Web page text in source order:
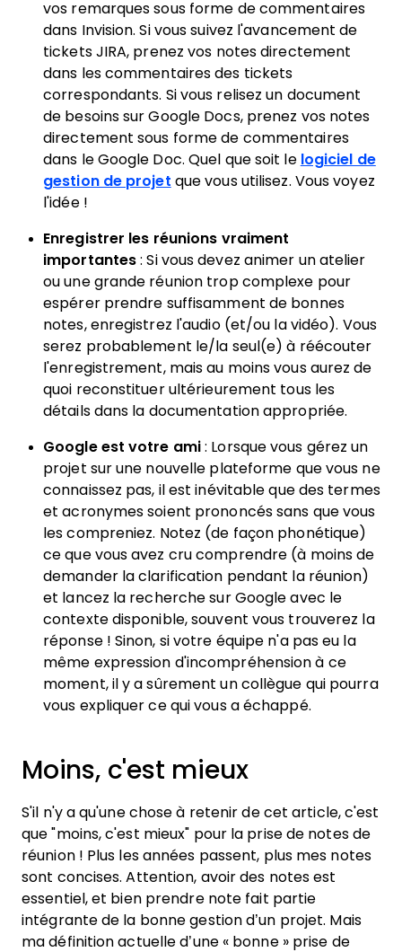
vos remarques sous forme de commentaires
dans Invision. Si vous suivez l'avancement de
tickets JIRA, prenez vos notes directement
dans les commentaires des tickets
correspondants. Si vous relisez un document
de besoins sur Google Docs, prenez vos notes
directement sous forme de commentaires
dans le Google Doc. Quel que soit le logiciel de
gestion de projet que vous utilisez. Vous voyez
l'idée !
Enregistrer les réunions vraiment
importantes : Si vous devez animer un atelier
ou une grande réunion trop complexe pour
espérer prendre suffisamment de bonnes
notes, enregistrez l'audio (et/ou la vidéo). Vous
serez probablement le/la seul(e) à réécouter
l'enregistrement, mais au moins vous aurez de
quoi reconstituer ultérieurement tous les
détails dans la documentation appropriée.
Google est votre ami : Lorsque vous gérez un
projet sur une nouvelle plateforme que vous ne
connaissez pas, il est inévitable que des termes
et acronymes soient prononcés sans que vous
les compreniez. Notez (de façon phonétique)
ce que vous avez cru comprendre (à moins de
demander la clarification pendant la réunion)
et lancez la recherche sur Google avec le
contexte disponible, souvent vous trouverez la
réponse ! Sinon, si votre équipe n'a pas eu la
même expression d'incompréhension à ce
moment, il y a sûrement un collègue qui pourra
vous expliquer ce qui vous a échappé.
Moins, c'est mieux
S'il n'y a qu'une chose à retenir de cet article, c'est
que "moins, c'est mieux" pour la prise de notes de
réunion ! Plus les années passent, plus mes notes
sont concises. Attention, avoir des notes est
essentiel, et bien prendre note fait partie
intégrante de la bonne gestion d’un projet. Mais
ma définition actuelle d’une « bonne » prise de